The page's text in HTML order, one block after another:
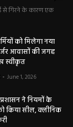
से गिरने के कारण एक
को मिलेगा नया
आवासों की जगह
स्वीकृत
- June 1, 2026
ने नियमों के
किया सील, क्लीनिक